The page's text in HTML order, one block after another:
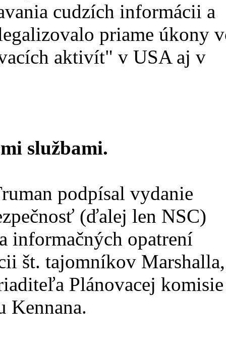
cudzích informácii a
priame úkony
aktivít" v USA aj v
službami.
podpísal vydanie
(ďalej len NSC)
informačných opatrení
št. tajomníkov Marshalla,
Plánovacej komisie
Kennana.